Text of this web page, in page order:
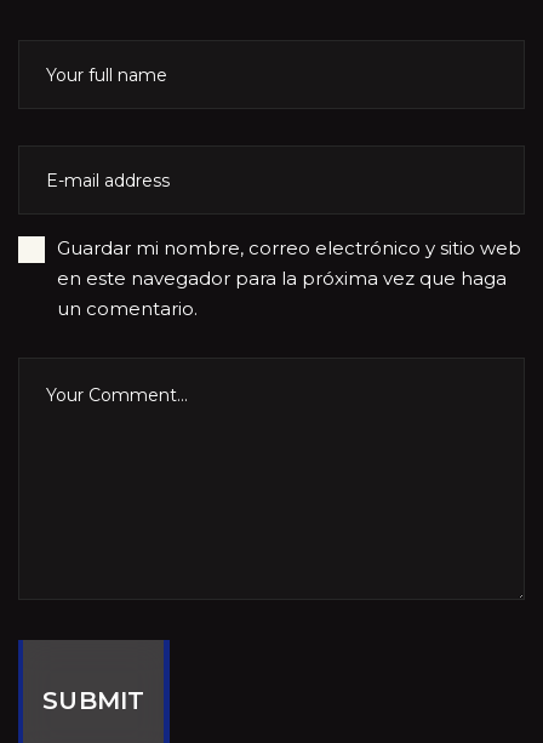
Guardar mi nombre, correo electrónico y sitio web
en este navegador para la próxima vez que haga
un comentario.
SUBMIT